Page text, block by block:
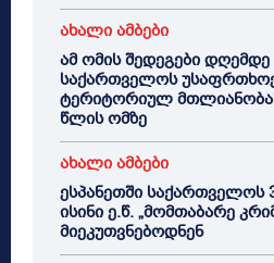
ახალი ამბები
ამ ომის შედეგები
საქართველოს
ტერიტორიულ
წლის ომზე
ახალი ამბები
ესპანეთში საქართველოს
ისინი ე.წ. „მომთაბარე
მიეკუთვნებოდნენ